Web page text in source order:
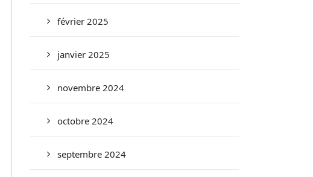
février 2025
janvier 2025
novembre 2024
octobre 2024
septembre 2024